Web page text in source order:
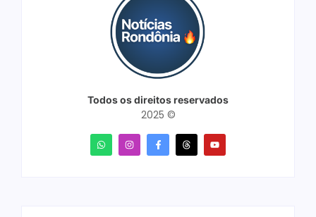
Todos os direitos reservados
2025 ©